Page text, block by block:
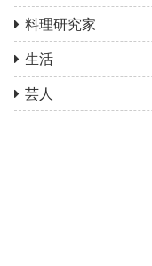
料理研究家
生活
芸人